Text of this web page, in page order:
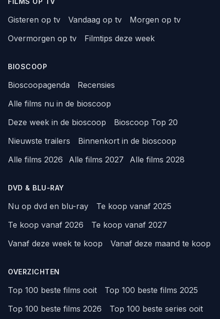
Gisteren op tv Vandaag op tv
Morgen op tv
Overmorgen op tv
Filmtips deze week
BIOSCOOP
Bioscoopagenda
Recensies
Alle films nu in de bioscoop
Deze week in de bioscoop
Bioscoop Top 20
Nieuwste trailers
Binnenkort in de bioscoop
Alle films 2026
Alle films 2027 Alle films 2028
DVD & BLU-RAY
Nu op dvd en blu-ray
Te koop vanaf 2025
Te koop vanaf 2026
Te koop vanaf 2027
Vanaf deze week te koop
Vanaf deze maand te koop
OVERZICHTEN
Top 100 beste films ooit
Top 100 beste films 2025
Top 100 beste films 2026
Top 100 beste series ooit